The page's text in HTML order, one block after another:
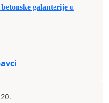
galanterije u